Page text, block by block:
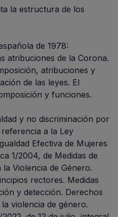
la estructura de los
de 1978:
atribuciones de la Corona.
atribuciones y
de las leyes. El
y funciones.
y no discriminación por
a la Ley
Efectiva de Mujeres
1/2004, de Medidas de
Violencia de Género.
rectores. Medidas
y detección. Derechos
violencia de género.